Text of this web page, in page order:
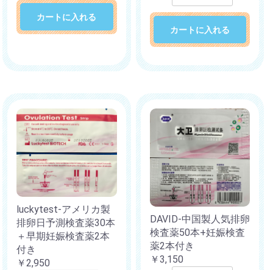
カートに入れる
カートに入れる
luckytest-アメリカ製
排卵日予測検査薬30本
＋早期妊娠検査薬2本
付き
￥2,950
DAVID-中国製人気排卵
検査薬50本+妊娠検査
薬2本付き
￥3,150